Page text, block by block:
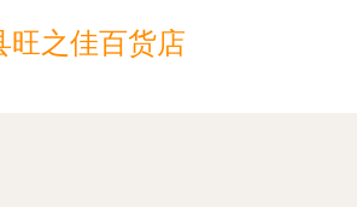
旺之佳百货店